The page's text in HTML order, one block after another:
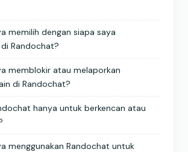
memilih dengan siapa saya
Randochat?
memblokir atau melaporkan
di Randochat?
hanya untuk berkencan atau
menggunakan Randochat untuk